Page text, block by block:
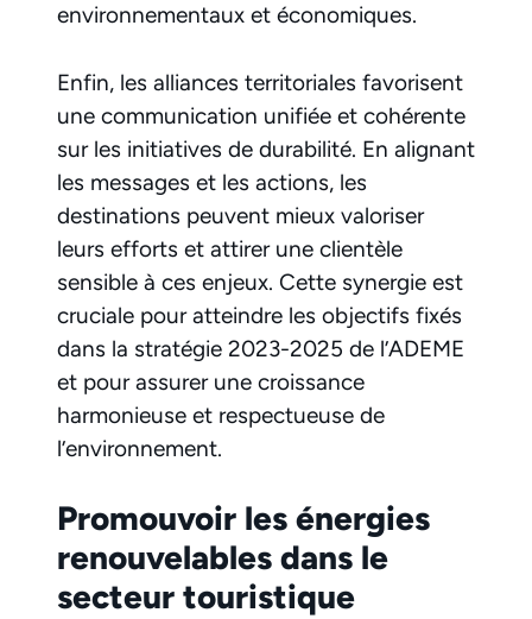
environnementaux et économiques.
Enfin, les alliances territoriales favorisent
une communication unifiée et cohérente
sur les initiatives de durabilité. En alignant
les messages et les actions, les
destinations peuvent mieux valoriser
leurs efforts et attirer une clientèle
sensible à ces enjeux. Cette synergie est
cruciale pour atteindre les objectifs fixés
dans la stratégie 2023-2025 de l’ADEME
et pour assurer une croissance
harmonieuse et respectueuse de
l’environnement.
Promouvoir les énergies
renouvelables dans le
secteur touristique